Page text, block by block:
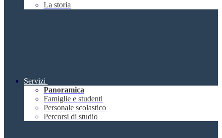
La storia
Servizi
Panoramica
Famiglie e studenti
Personale scolastico
Percorsi di studio